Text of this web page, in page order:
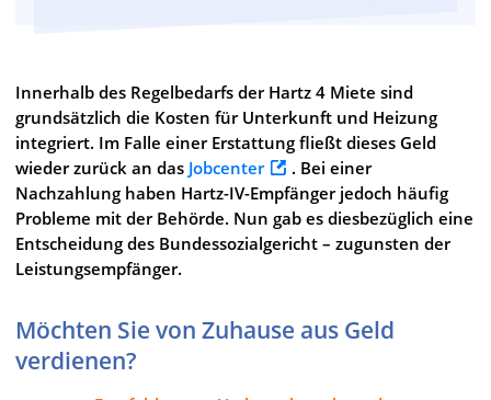
Innerhalb des Regelbedarfs der Hartz 4 Miete sind
grundsätzlich die Kosten für Unterkunft und Heizung
integriert. Im Falle einer Erstattung fließt dieses Geld
wieder zurück an das Jobcenter
. Bei einer
Nachzahlung haben Hartz-IV-Empfänger jedoch häufig
Probleme mit der Behörde. Nun gab es diesbezüglich eine
Entscheidung des Bundessozialgericht – zugunsten der
Leistungsempfänger.
Möchten Sie von Zuhause aus Geld
verdienen?